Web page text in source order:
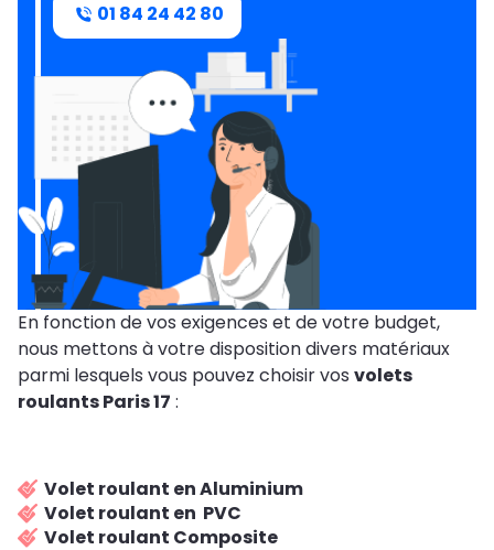
01 84 24 42 80
En fonction de vos exigences et de votre budget,
nous mettons à votre disposition divers matériaux
parmi lesquels vous pouvez choisir vos volets
roulants Paris 17 :
Volet roulant en Aluminium
Volet roulant en PVC
Volet roulant Composite